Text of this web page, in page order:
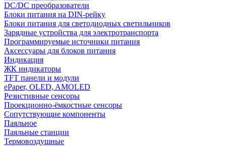
DC/DC преобразователи
Блоки питания на DIN-рейку
Блоки питания для светодиодных светильников
Зарядные устройства для электротранспорта
Программируемые источники питания
Аксессуары для блоков питания
Индикация
ЖК индикаторы
TFT панели и модули
ePaper, OLED, AMOLED
Резистивные сенсоры
Проекционно-ёмкостные сенсоры
Сопутствующие компоненты
Паяльное
Паяльные станции
Термовоздушные